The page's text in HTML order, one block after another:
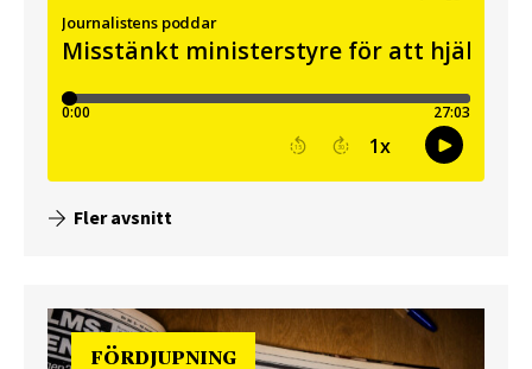
Fler avsnitt
FÖRDJUPNING